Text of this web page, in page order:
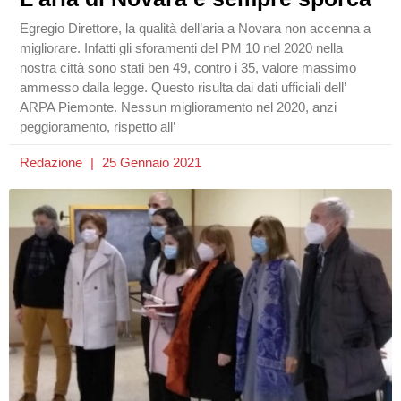
Egregio Direttore, la qualità dell’aria a Novara non accenna a
migliorare. Infatti gli sforamenti del PM 10 nel 2020 nella
nostra città sono stati ben 49, contro i 35, valore massimo
ammesso dalla legge. Questo risulta dai dati ufficiali dell’
ARPA Piemonte. Nessun miglioramento nel 2020, anzi
peggioramento, rispetto all’
Redazione 25 Gennaio 2021